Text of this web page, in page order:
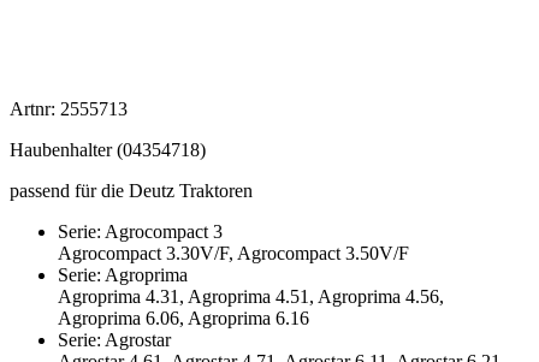
Artnr: 2555713
Haubenhalter (04354718)
passend für die Deutz Traktoren
Serie: Agrocompact 3
Agrocompact 3.30V/F, Agrocompact 3.50V/F
Serie: Agroprima
Agroprima 4.31, Agroprima 4.51, Agroprima 4.56,
Agroprima 6.06, Agroprima 6.16
Serie: Agrostar